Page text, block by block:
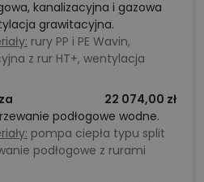
kanalizacyjna i gazowa
grawitacyjna.
rury PP i PE Wavin,
z rur HT+, wentylacja
22 074,00 zł
podłogowe wodne.
pompa ciepła typu split
podłogowe z rurami